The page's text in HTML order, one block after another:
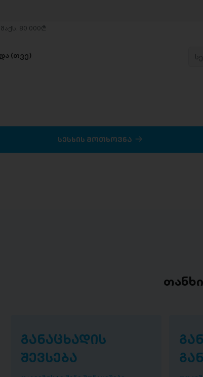
80 000₾
(თვე)
სესხის მოთხოვნა
განაცხადის
შევსება